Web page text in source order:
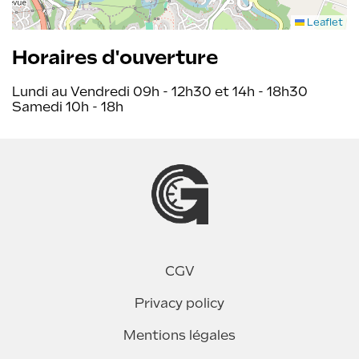
Leaflet
Horaires d'ouverture
Lundi au Vendredi 09h - 12h30 et 14h - 18h30
Samedi 10h - 18h
CGV
Privacy policy
Mentions légales